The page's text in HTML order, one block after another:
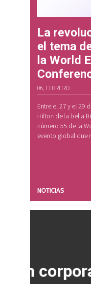
NOTICIAS
La
el tema
la World
06, FEBRERO
Entre el 27 y el 29
Hilton de la bella
número 55 de la
evento global que